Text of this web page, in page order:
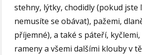
stehny, lýtky, chodidly (pokud jste
nemusíte se obávat), pažemi,
příjemné), a také s páteří,
rameny a všemi dalšími klouby v